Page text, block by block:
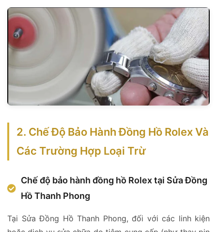
2. Chế Độ Bảo Hành Đồng Hồ Rolex Và
Các Trường Hợp Loại Trừ
Chế độ bảo hành đồng hồ Rolex tại Sửa Đồng
Hồ Thanh Phong
Tại Sửa Đồng Hồ Thanh Phong, đối với các linh kiện